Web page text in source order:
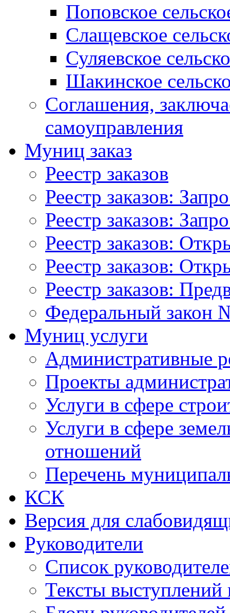
Поповское
Слащевское
Суляевское
Шакинское
Соглашения,
самоуправления
Муниц заказ
Реестр заказов
Реестр заказов:
Реестр заказов:
Реестр заказов:
Реестр заказов:
Реестр заказов:
Федеральный закон
Муниц услуги
Административные
Проекты
Услуги в сфере
Услуги в сфере
отношений
Перечень
КСК
Версия для
Руководители
Список
Тексты выступлений